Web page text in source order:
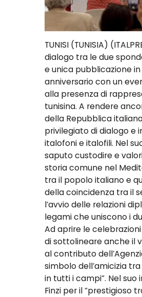
TUNISI (TUNISIA)
dialogo tra le due
e unica pubblicazione
anniversario con un
alla presenza di
tunisina. A rendere
della Repubblica
privilegiato di dialogo e
italofoni e italofili. Nel
saputo custodire e
storia comune nel
tra il popolo italiano e
della coincidenza tra il
l’avvio delle relazioni
legami che uniscono i
Ad aprire le
di sottolineare anche il
al contributo
simbolo dell’amicizia
in tutti i campi”. Nel
Finzi per il “prestigioso